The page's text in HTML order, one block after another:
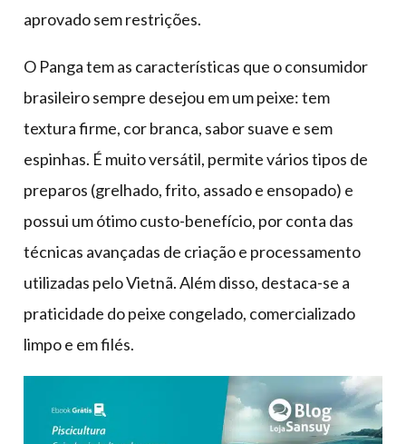
aprovado sem restrições.
O Panga tem as características que o consumidor
brasileiro sempre desejou em um peixe: tem
textura firme, cor branca, sabor suave e sem
espinhas. É muito versátil, permite vários tipos de
preparos (grelhado, frito, assado e ensopado) e
possui um ótimo custo-benefício, por conta das
técnicas avançadas de criação e processamento
utilizadas pelo Vietnã. Além disso, destaca-se a
praticidade do peixe congelado, comercializado
limpo e em filés.